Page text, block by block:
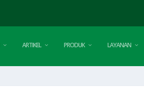
ARTIKEL PRODUK LAYANAN